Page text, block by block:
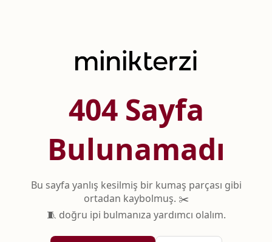
404 Sayfa
Bulunamadı
Bu sayfa yanlış kesilmiş bir kumaş parçası gibi
ortadan kaybolmuş. ✂️
🧵 doğru ipi bulmanıza yardımcı olalım.